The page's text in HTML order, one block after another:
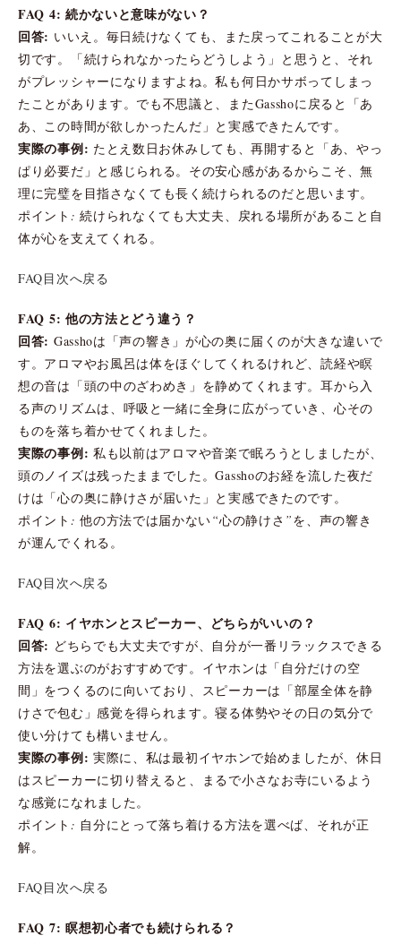
FAQ 4: 続かないと意味がない？
回答: いいえ。毎日続けなくても、また戻ってこれることが大
切です。「続けられなかったらどうしよう」と思うと、それ
がプレッシャーになりますよね。私も何日かサボってしまっ
たことがあります。でも不思議と、またGasshoに戻ると「あ
あ、この時間が欲しかったんだ」と実感できたんです。
実際の事例: たとえ数日お休みしても、再開すると「あ、やっ
ぱり必要だ」と感じられる。その安心感があるからこそ、無
理に完璧を目指さなくても長く続けられるのだと思います。
ポイント: 続けられなくても大丈夫、戻れる場所があること自
体が心を支えてくれる。
FAQ目次へ戻る
FAQ 5: 他の方法とどう違う？
回答: Gasshoは「声の響き」が心の奥に届くのが大きな違いで
す。アロマやお風呂は体をほぐしてくれるけれど、読経や瞑
想の音は「頭の中のざわめき」を静めてくれます。耳から入
る声のリズムは、呼吸と一緒に全身に広がっていき、心その
ものを落ち着かせてくれました。
実際の事例: 私も以前はアロマや音楽で眠ろうとしましたが、
頭のノイズは残ったままでした。Gasshoのお経を流した夜だ
けは「心の奥に静けさが届いた」と実感できたのです。
ポイント: 他の方法では届かない“心の静けさ”を、声の響き
が運んでくれる。
FAQ目次へ戻る
FAQ 6: イヤホンとスピーカー、どちらがいいの？
回答: どちらでも大丈夫ですが、自分が一番リラックスできる
方法を選ぶのがおすすめです。イヤホンは「自分だけの空
間」をつくるのに向いており、スピーカーは「部屋全体を静
けさで包む」感覚を得られます。寝る体勢やその日の気分で
使い分けても構いません。
実際の事例: 実際に、私は最初イヤホンで始めましたが、休日
はスピーカーに切り替えると、まるで小さなお寺にいるよう
な感覚になれました。
ポイント: 自分にとって落ち着ける方法を選べば、それが正
解。
FAQ目次へ戻る
FAQ 7: 瞑想初心者でも続けられる？